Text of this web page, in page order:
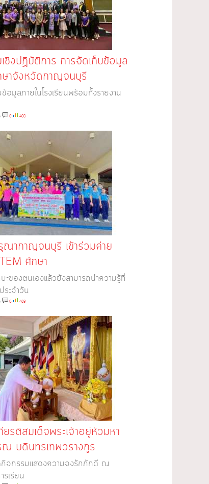
ชิงปฏิบัติการ การจัดเก็บข้อมูล
ษาจังหวัดกาญจนบุรี
ข้อมูลภายในโรงเรียนพร้อมทั้งรายงาน
0 400
ณากาญจนบุรี เข้าร่วมค่าย
ศึกษา
ของตนเองแล้วยังสามารถนำความรู้ที่
ระจำวัน
0 469
ยรติสมเด็จพระเจ้าอยู่หัวมหา
ณ บดินทรเทพวรางกูร
กิจกรรมแสดงความจงรักภักดี ณ
รเรียน